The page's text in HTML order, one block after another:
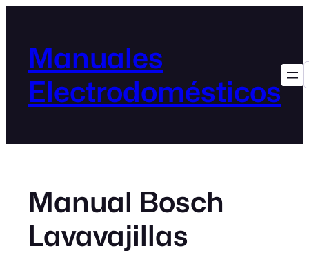
Manuales
Electrodomésticos
Manual Bosch
Lavavajillas